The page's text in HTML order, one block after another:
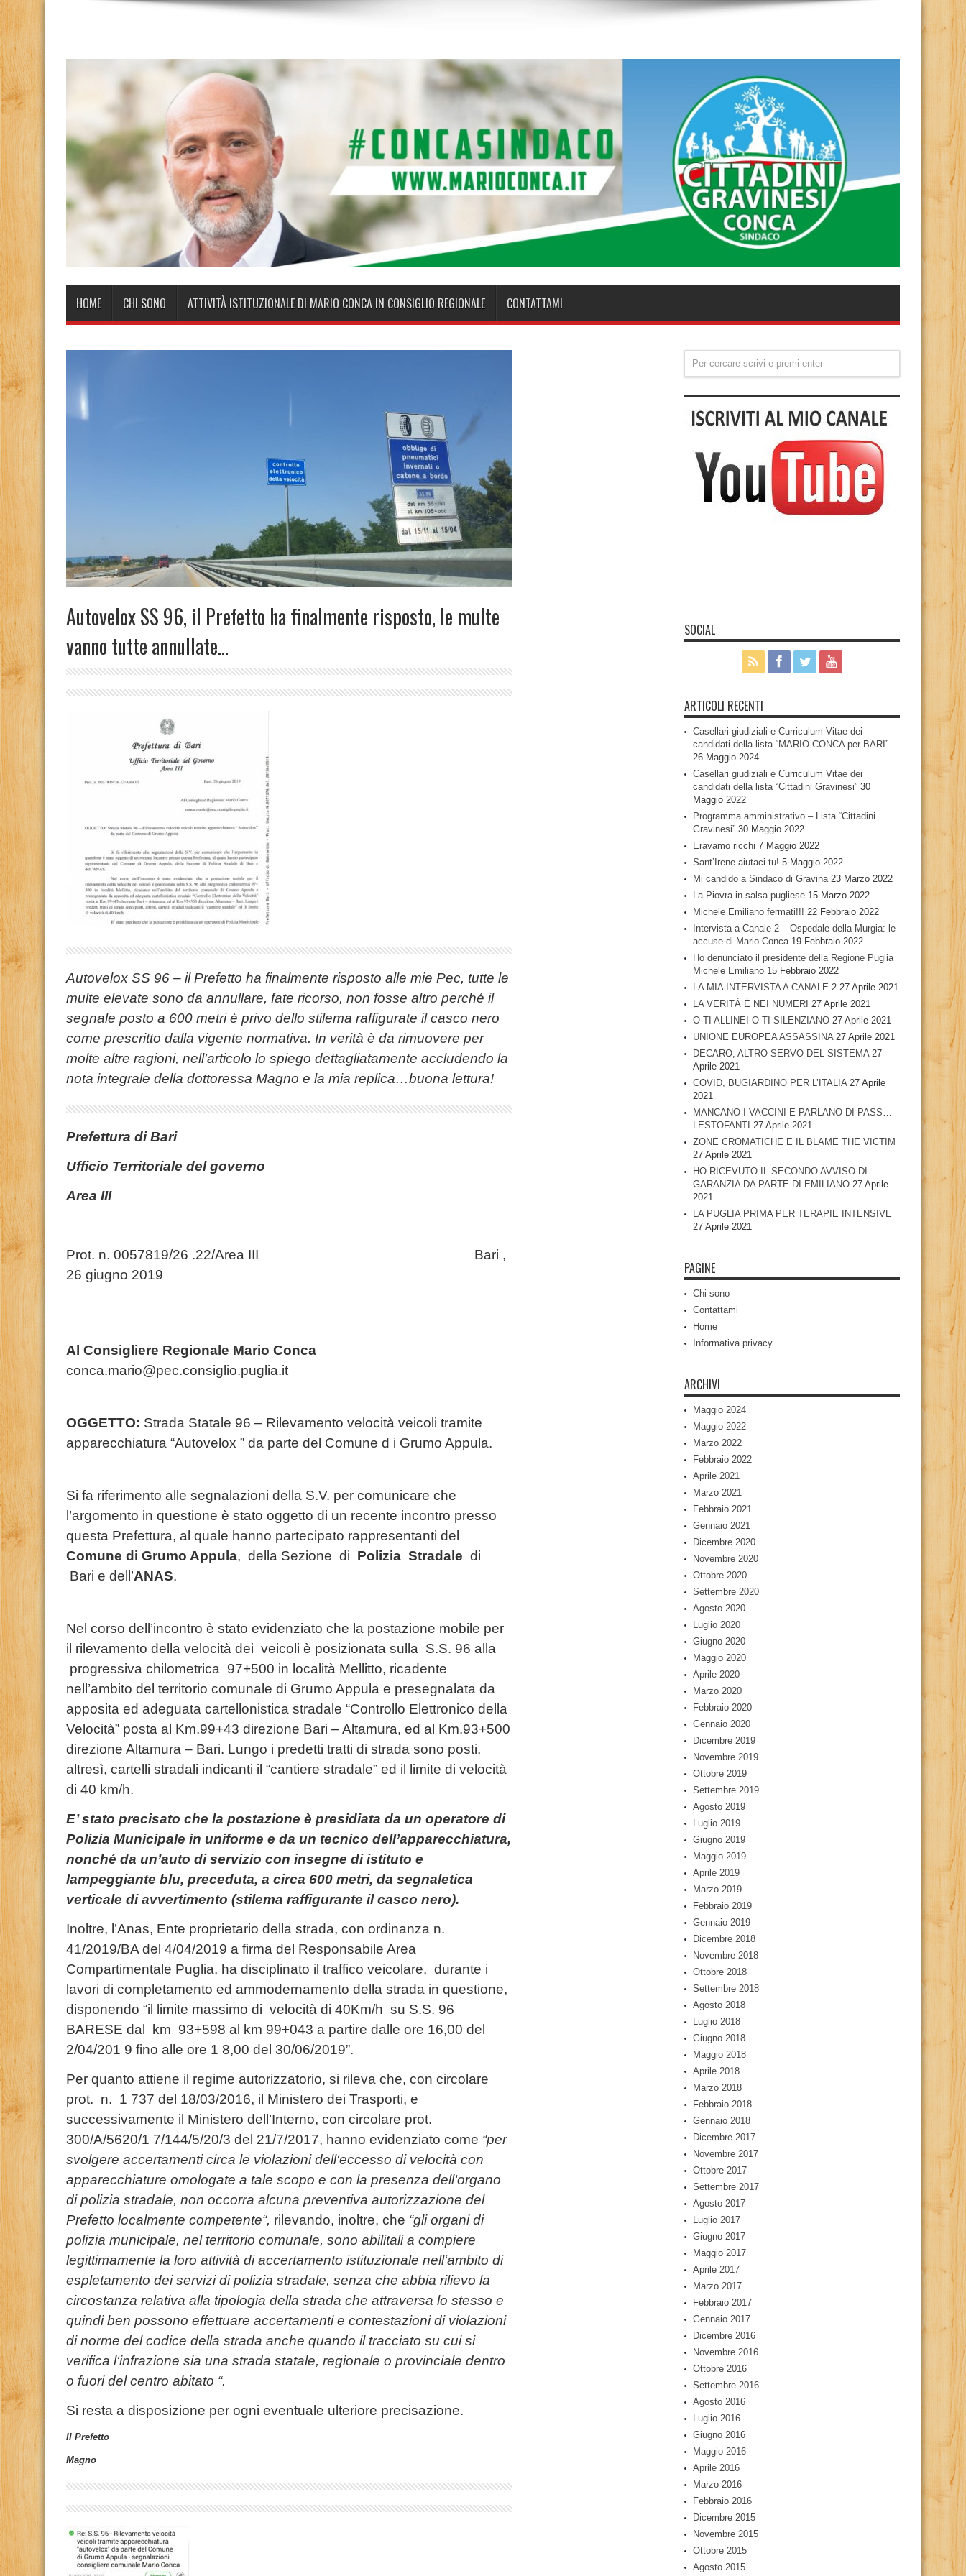
HOME CHI SONO ATTIVITÀ ISTITUZIONALE DI MARIO CONCA IN CONSIGLIO REGIONALE CONTATTAMI
Autovelox SS 96, il Prefetto ha finalmente risposto, le multe
vanno tutte annullate…
Autovelox SS 96 – il Prefetto ha finalmente risposto alle mie Pec, tutte le
multe elevate sono da annullare, fate ricorso, non fosse altro perché il
segnale posto a 600 metri è privo dello stilema raffigurate il casco nero
come prescritto dalla vigente normativa. In verità è da rimuovere per
molte altre ragioni, nell’articolo lo spiego dettagliatamente accludendo la
nota integrale della dottoressa Magno e la mia replica…buona lettura!
Prefettura diBari
Ufficio Territoriale del governo
Area III
Prot. n. 0057819/26 .22/Area III Bari ,
26 giugno 2019
Al Consigliere Regionale Mario Conca
conca.mario@pec.consiglio.puglia.it
OGGETTO: Strada Statale 96 – Rilevamento velocità veicoli tramite
apparecchiatura “Autovelox ” da parte del Comune d i Grumo Appula.
Si fa riferimento alle segnalazioni della S.V. per comunicare che
l’argomento in questione è stato oggetto di un recente incontro presso
questa Prefettura, al quale hanno partecipato rappresentanti del
Comune di Grumo Appula, della Sezione di Polizia Stradale di
Bari e dell’ANAS.
Nel corso dell’incontro è stato evidenziato che la postazione mobile per
il rilevamento della velocità dei veicoli è posizionata sulla S.S. 96 alla
progressiva chilometrica 97+500 in località Mellitto, ricadente
nell’ambito del territorio comunale di Grumo Appula e presegnalata da
apposita ed adeguata cartellonistica stradale “Controllo Elettronico della
Velocità” posta al Km.99+43 direzione Bari – Altamura, ed al Km.93+500
direzione Altamura – Bari. Lungo i predetti tratti di strada sono posti,
altresì, cartelli stradali indicanti il “cantiere stradale” ed il limite di velocità
di 40 km/h.
E’ stato precisato che la postazione è presidiata da un operatore di
Polizia Municipale in uniforme e da un tecnico dell’apparecchiatura,
nonché da un’auto di servizio con insegne di istituto e
lampeggiante blu, preceduta, a circa 600 metri, da segnaletica
verticale di avvertimento (stilema raffigurante il casco nero).
Inoltre, l’Anas, Ente proprietario della strada, con ordinanza n.
41/2019/BA del 4/04/2019 a firma del Responsabile Area
Compartimentale Puglia, ha disciplinato il traffico veicolare, durante i
lavori di completamento ed ammodernamento della strada in questione,
disponendo “il limite massimo di velocità di 40Km/h su S.S. 96
BARESE dal km 93+598 al km 99+043 a partire dalle ore 16,00 del
2/04/201 9 fino alle ore 1 8,00 del 30/06/2019”.
Per quanto attiene il regime autorizzatorio, si rileva che, con circolare
prot. n. 1 737 del 18/03/2016, il Ministero dei Trasporti, e
successivamente il Ministero dell’Interno, con circolare prot.
300/A/5620/1 7/144/5/20/3 del 21/7/2017, hanno evidenziato come “per
svolgere accertamenticirca le violazioni dell‘eccesso di velocità con
apparecchiature omologate a tale scopo e con la presenza dell‘organo
dipolizia stradale, non occorra alcuna preventiva autorizzazione del
Prefetto localmente competente“, rilevando, inoltre, che “gli organi di
polizia municipale, nel territorio comunale, sono abilitali a compiere
legittimamente la loro attività di accertamento istituzionale nell‘ambito di
espletamento deiservizi di polizia stradale, senza che abbia rilievo la
circostanza relativa alla tipologia della strada che attraversa lo stesso e
quindi ben possono effettuare accertamentie contestazioni di violazioni
dinorme del codice della strada anche quando il tracciato su cui si
verifica l‘infrazione sia una strada statale, regionale o provinciale dentro
o fuori del centro abitato “.
Si resta a disposizione per ogni eventuale ulteriore precisazione.
Il Prefetto
Magno
SOCIAL
ARTICOLI RECENTI
Casellari giudiziali e Curriculum Vitae dei
candidati della lista “MARIO CONCA per BARI”
26 Maggio 2024
Casellari giudiziali e Curriculum Vitae dei
candidati della lista “Cittadini Gravinesi” 30
Maggio 2022
Programma amministrativo – Lista “Cittadini
Gravinesi” 30 Maggio 2022
Eravamo ricchi 7 Maggio 2022
Sant’Irene aiutaci tu! 5 Maggio 2022
Mi candido a Sindaco di Gravina 23 Marzo 2022
La Piovra in salsa pugliese 15 Marzo 2022
Michele Emiliano fermati!!! 22 Febbraio 2022
Intervista a Canale 2 – Ospedale della Murgia: le
accuse di Mario Conca 19 Febbraio 2022
Ho denunciato il presidente della Regione Puglia
Michele Emiliano 15 Febbraio 2022
LA MIA INTERVISTA A CANALE 2 27 Aprile 2021
LA VERITÀ È NEI NUMERI 27 Aprile 2021
O TI ALLINEI O TI SILENZIANO 27 Aprile 2021
UNIONE EUROPEA ASSASSINA 27 Aprile 2021
DECARO, ALTRO SERVO DEL SISTEMA 27
Aprile 2021
COVID, BUGIARDINO PER L’ITALIA 27 Aprile
2021
MANCANO I VACCINI E PARLANO DI PASS…
LESTOFANTI 27 Aprile 2021
ZONE CROMATICHE E IL BLAME THE VICTIM
27 Aprile 2021
HO RICEVUTO IL SECONDO AVVISO DI
GARANZIA DA PARTE DI EMILIANO 27 Aprile
2021
LA PUGLIA PRIMA PER TERAPIE INTENSIVE
27 Aprile 2021
PAGINE
Chi sono
Contattami
Home
Informativa privacy
ARCHIVI
Maggio 2024
Maggio 2022
Marzo 2022
Febbraio 2022
Aprile 2021
Marzo 2021
Febbraio 2021
Gennaio 2021
Dicembre 2020
Novembre 2020
Ottobre 2020
Settembre 2020
Agosto 2020
Luglio 2020
Giugno 2020
Maggio 2020
Aprile 2020
Marzo 2020
Febbraio 2020
Gennaio 2020
Dicembre 2019
Novembre 2019
Ottobre 2019
Settembre 2019
Agosto 2019
Luglio 2019
Giugno 2019
Maggio 2019
Aprile 2019
Marzo 2019
Febbraio 2019
Gennaio 2019
Dicembre 2018
Novembre 2018
Ottobre 2018
Settembre 2018
Agosto 2018
Luglio 2018
Giugno 2018
Maggio 2018
Aprile 2018
Marzo 2018
Febbraio 2018
Gennaio 2018
Dicembre 2017
Novembre 2017
Ottobre 2017
Settembre 2017
Agosto 2017
Luglio 2017
Giugno 2017
Maggio 2017
Aprile 2017
Marzo 2017
Febbraio 2017
Gennaio 2017
Dicembre 2016
Novembre 2016
Ottobre 2016
Settembre 2016
Agosto 2016
Luglio 2016
Giugno 2016
Maggio 2016
Aprile 2016
Marzo 2016
Febbraio 2016
Dicembre 2015
Novembre 2015
Ottobre 2015
Agosto 2015